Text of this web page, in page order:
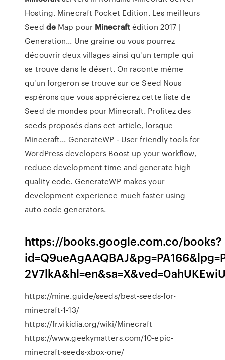
Hosting. Minecraft Pocket Edition. Les meilleurs
Seed deMap pour Minecraftédition 2017 |
Generation... Une graine ou vous pourrez
découvrir deux villages ainsi qu'un temple qui
se trouve dans le désert. On raconte même
qu'un forgeron se trouve sur ce Seed Nous
espérons que vous apprécierez cette liste de
Seed de mondes pour Minecraft. Profitez des
seeds proposés dans cet article, lorsque
Minecraft... GenerateWP - User friendly tools for
WordPress developers Boost up your workflow,
reduce development time and generate high
quality code. GenerateWP makes your
development experience much faster using
auto code generators.
https://books.google.com.co/books?
https://mine.guide/seeds/best-seeds-for-
minecraft-1-13/
https://fr.vikidia.org/wiki/Minecraft
https://www.geekymatters.com/10-epic-
minecraft-seeds-xbox-one/